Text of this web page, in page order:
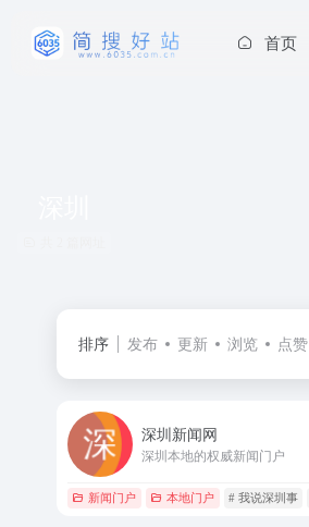
首页
排序 发布 更新 浏览 点赞
深圳新闻网
深圳本地的权威新闻门户
新闻门户 本地门户 # 我说深圳事